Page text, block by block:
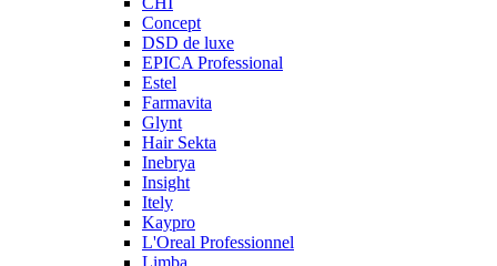
Concept
DSD de luxe
EPICA Professional
Estel
Farmavita
Glynt
Hair Sekta
Inebrya
Insight
Itely
Kaypro
L'Oreal Professionnel
Limba